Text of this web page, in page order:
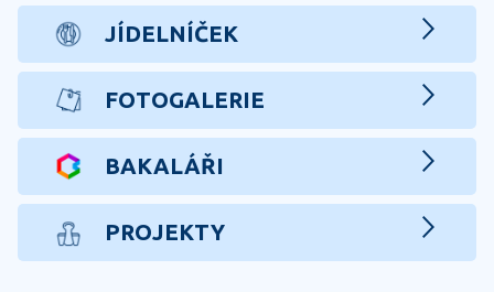
JÍDELNÍČEK
FOTOGALERIE
BAKALÁŘI
PROJEKTY